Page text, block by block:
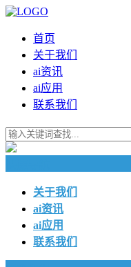
首页
关于我们
ai资讯
ai应用
联系我们
关于我们
ai资讯
ai应用
联系我们